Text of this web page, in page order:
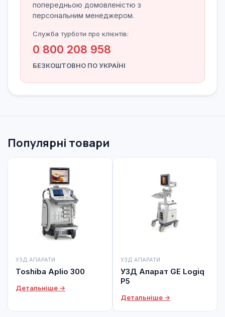
попередньою домовленістю з
персональним менеджером.
Служба турботи про клієнтів:
0 800 208 958
БЕЗКОШТОВНО ПО УКРАЇНІ
Популярні товари
УЗД АПАРАТИ
Toshiba Aplio 300
Детальніше →
УЗД АПАРАТИ
УЗД Апарат GE Logiq
P5
Детальніше →